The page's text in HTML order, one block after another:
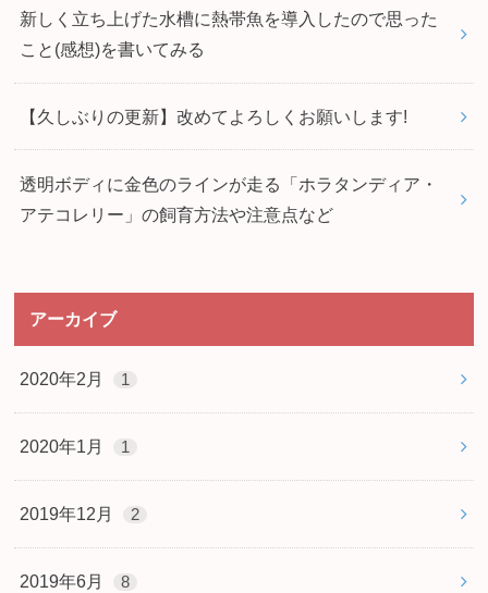
新しく立ち上げた水槽に熱帯魚を導入したので思った
こと(感想)を書いてみる
【久しぶりの更新】改めてよろしくお願いします!
透明ボディに金色のラインが走る「ホラタンディア・
アテコレリー」の飼育方法や注意点など
アーカイブ
2020年2月 1
2020年1月 1
2019年12月 2
2019年6月 8